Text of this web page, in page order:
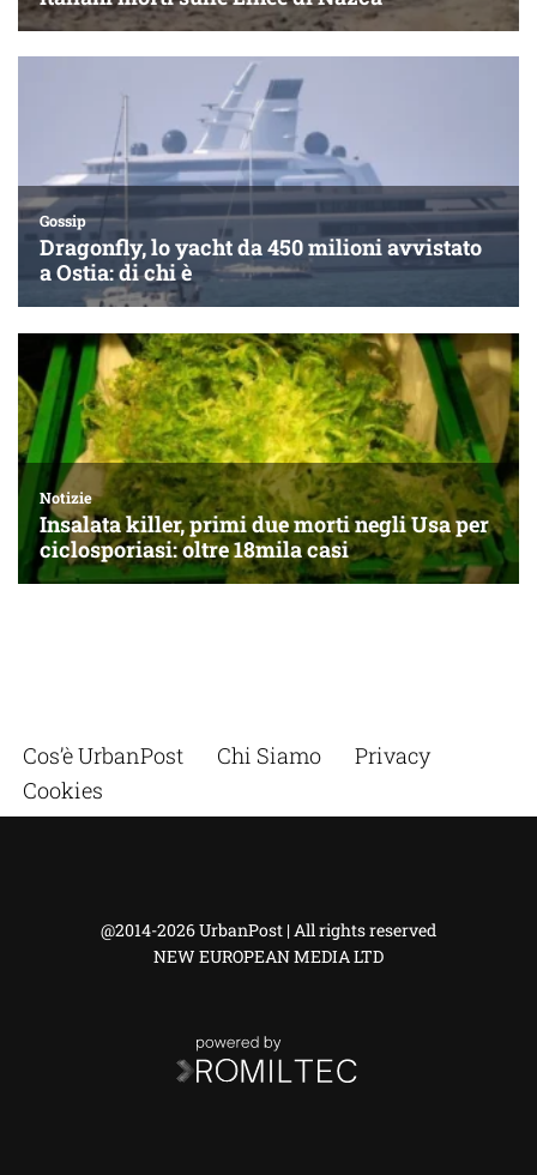
Cos’è UrbanPost Chi Siamo
Privacy
Cookies
@2014-2026 UrbanPost | All rights reserved
NEW EUROPEAN MEDIA LTD